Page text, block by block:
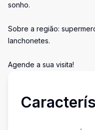
sonho.
Sobre a região:
lanchonetes.
Agende a sua visita!